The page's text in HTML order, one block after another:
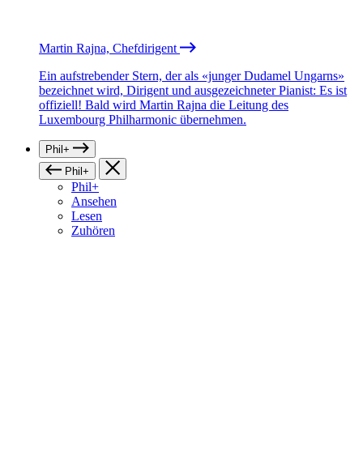
Martin Rajna, Chefdirigent
Ein aufstrebender Stern, der als «junger Dudamel Ungarns»
bezeichnet wird, Dirigent und ausgezeichneter Pianist: Es ist
offiziell! Bald wird Martin Rajna die Leitung des
Luxembourg Philharmonic übernehmen.
Phil+
Phil+
Phil+
Ansehen
Lesen
Zuhören